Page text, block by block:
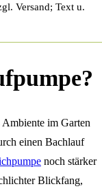
Versand; Text u.
im Garten
einen Bachlauf
noch stärker
Blickfang,